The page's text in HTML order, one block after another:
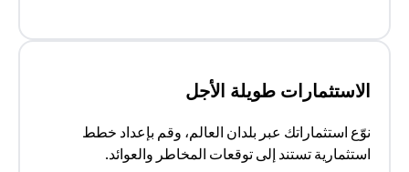
الاستثمارات طويلة الأجل
نوّع استثماراتك عبر بلدان العالم، وقم بإعداد خطط
استثمارية تستند إلى توقعات المخاطر والعوائد.